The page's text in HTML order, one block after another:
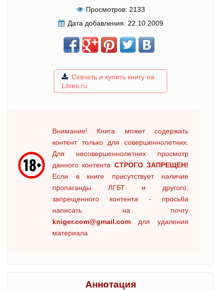
Просмотров: 2133
Дата добавления: 22.10.2009
Скачать и купить книгу на
Litres.ru
Внимание! Книга может содержать
контент только для совершеннолетних.
Для несовершеннолетних просмотр
данного контента СТРОГО ЗАПРЕЩЕН!
Если в книге присутствует наличие
пропаганды ЛГБТ и другого,
запрещенного контента - просьба
написать на почту
kniger.com@gmail.com для удаления
материала
Аннотация